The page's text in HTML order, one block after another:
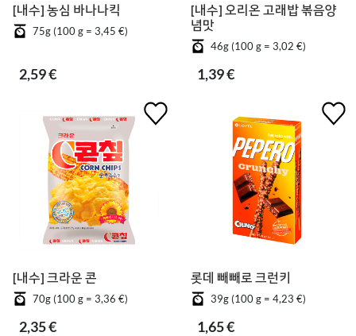
[내수] 농심 바나나킥
75g (100 g = 3,45 €)
2,59 €
[내수] 오리온 고래밥 볶음양
념맛
46g (100 g = 3,02 €)
1,39 €
[내수] 크라운 콘칲
70g (100 g = 3,36 €)
2,35 €
롯데 빼빼로 크런키
39g (100 g = 4,23 €)
1,65 €